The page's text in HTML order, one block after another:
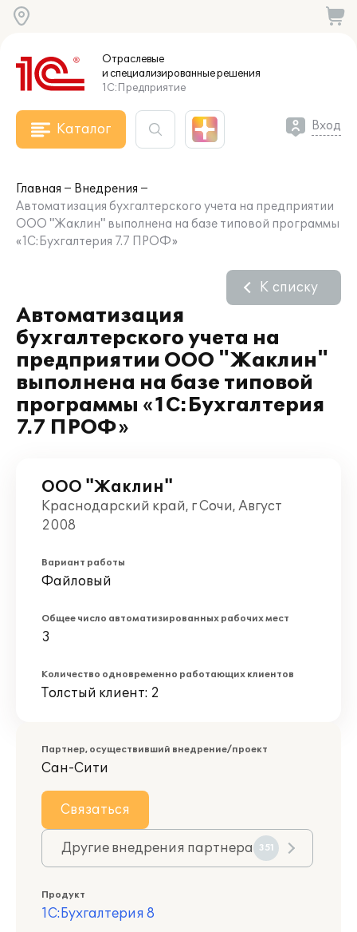
Отраслевые
и специализированныерешения
1С:Предприятие
Каталог Вход
Главная
Внедрения
Автоматизация бухгалтерского учета на предприятии
ООО "Жаклин" выполнена на базе типовой программы
«1С:Бухгалтерия 7.7 ПРОФ»
Автоматизация
бухгалтерского учета на
предприятии ООО "Жаклин"
выполнена на базе типовой
программы «1С:Бухгалтерия
7.7 ПРОФ»
К списку
ООО "Жаклин"
Краснодарский край, г Сочи, Август
2008
Вариант работы
Файловый
Общее число автоматизированных рабочих мест
3
Количество одновременно работающих клиентов
Толстый клиент: 2
Партнер, осуществивший внедрение/проект
Сан-Сити
Связаться
Другие внедрения партнера 351
Продукт
1С:Бухгалтерия 8